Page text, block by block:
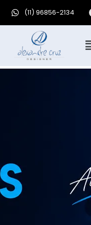
(11) 96856-2134